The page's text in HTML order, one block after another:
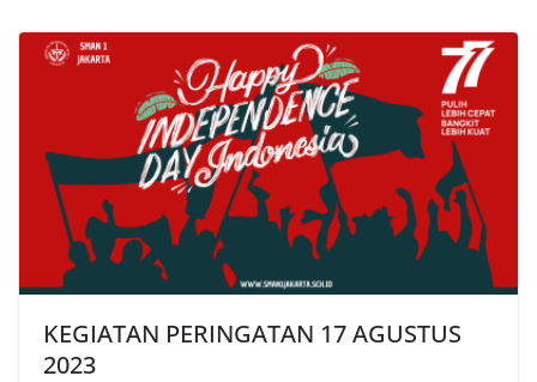
KEGIATAN PERINGATAN 17 AGUSTUS
2023